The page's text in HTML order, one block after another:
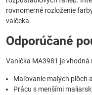
rovnomerné rozloženie
valčeka.
Odporúčané
Vanička MA3981 je vhodná
Maľovanie malých plôch
Prácu s menšími